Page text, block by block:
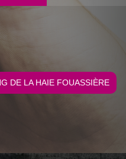
DE LA HAIE FOUASSIÈRE